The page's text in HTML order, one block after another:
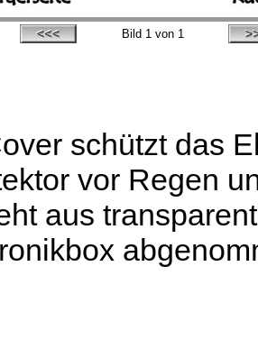
Bild 1von 1
schützt das
vor Regen
aus